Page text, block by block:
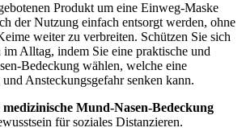
Produkt um eine Einweg-Maske
der Nutzung einfach entsorgt werden, ohne
weiter zu verbreiten. Schützen Sie sich
Alltag, indem Sie eine praktische und
Bedeckung wählen, welche eine
Ansteckungsgefahr senken kann.
medizinische Mund-Nasen-Bedeckung
für soziales Distanzieren.